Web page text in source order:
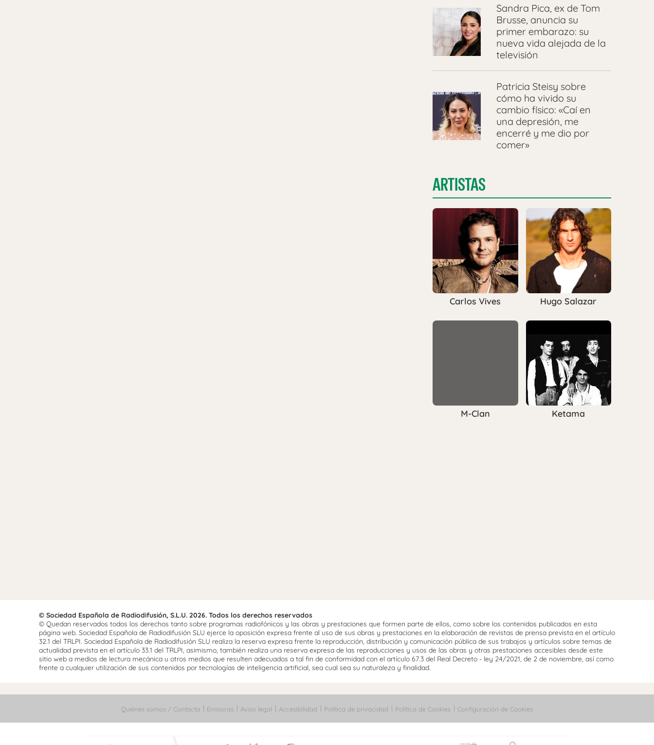
Sandra Pica, ex de Tom
Brusse, anuncia su
primer embarazo: su
nueva vida alejada de la
televisión
Patricia Steisy sobre
cómo ha vivido su
cambio físico: «Caí en
una depresión, me
encerré y me dio por
comer»
ARTISTAS
Carlos Vives Hugo Salazar
M-Clan Ketama
© Sociedad Española de Radiodifusión, S.L.U. 2026. Todos los derechos reservados
© Quedan reservados todos los derechos tanto sobre programas radiofónicos y las obras y prestaciones que formen parte de ellos, como sobre los contenidos publicados en esta
página web. Sociedad Española de Radiodifusión SLU ejerce la oposición expresa frente al uso de sus obras y prestaciones en la elaboración de revistas de prensa prevista en el artículo
32.1 del TRLPI. Sociedad Española de Radiodifusión SLU realiza la reserva expresa frente la reproducción, distribución y comunicación pública de sus trabajos y artículos sobre temas de
actualidad prevista en el artículo 33.1 del TRLPI, asimismo, también realiza una reserva expresa de las reproducciones y usos de las obras y otras prestaciones accesibles desde este
sitio web a medios de lectura mecánica u otros medios que resulten adecuados a tal fin de conformidad con el artículo 67.3 del Real Decreto - ley 24/2021, de 2 de noviembre, así como
frente a cualquier utilización de sus contenidos por tecnologías de inteligencia artificial, sea cual sea su naturaleza y finalidad.
Quiénes somos / Contacta Emisoras Aviso legal Accesibilidad Política de privacidad Política de Cookies Configuración de Cookies